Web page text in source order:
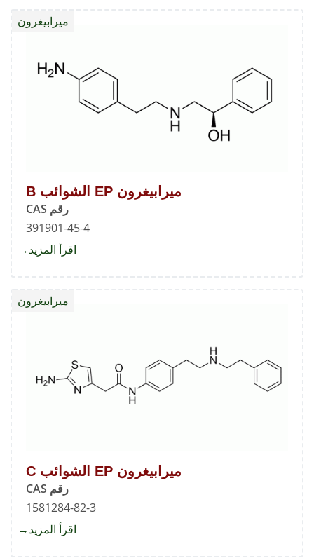
ميرابيغرون EP الشوائب B
رقم CAS
391901-45-4
ميرابيغرون
اقرأ المزيد
ميرابيغرون EP الشوائب C
رقم CAS
1581284-82-3
ميرابيغرون
اقرأ المزيد